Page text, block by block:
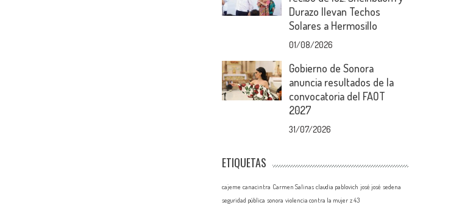
Durazo llevan Techos
Solares a Hermosillo
01/08/2026
Gobierno de Sonora
anuncia resultados de la
convocatoria del FAOT
2027
31/07/2026
ETIQUETAS
cajeme canacintra Carmen Salinas claudia pablovich josé josé sedena
seguridad pública sonora violencia contra la mujer z 43